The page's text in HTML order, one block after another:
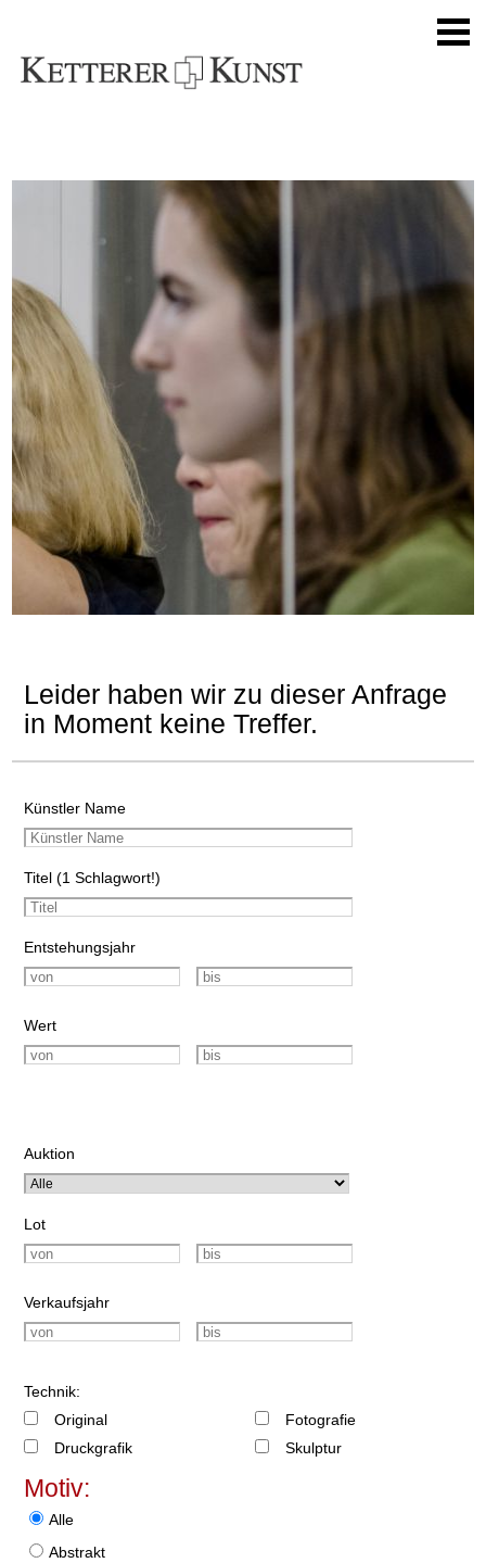
Leider haben wir zu dieser Anfrage
in Moment keine Treffer.
Künstler Name
Titel (1 Schlagwort!)
Entstehungsjahr
Wert
Auktion
Lot
Verkaufsjahr
Technik:
Original
Druckgrafik
Fotografie
Skulptur
Motiv:
Alle
Abstrakt